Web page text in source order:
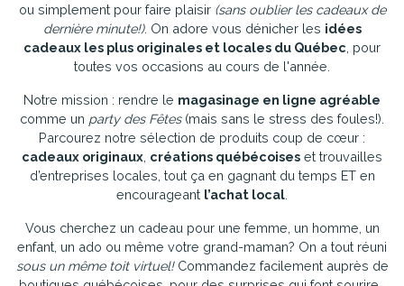
ou simplement pour faire plaisir (sans oublier les cadeaux de
dernière minute!). On adore vous dénicher les idées
cadeaux les plus originales et locales du Québec , pour
toutes vos occasions au cours de l'année.
Notre mission : rendre le magasinage en ligne agréable
comme un party des Fêtes(mais sans le stress des foules!).
Parcourez notre sélection de produits coup de cœur :
cadeaux originaux créations québécoises et trouvailles
d’entreprises locales, tout ça en gagnant du temps ET en
encourageant l’achat local
Vous cherchez un cadeau pour une femme, un homme, un
enfant, un ado ou même votre grand-maman? On a tout réuni
sous un même toit virtuel!Commandez facilement auprès de